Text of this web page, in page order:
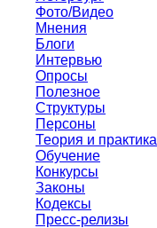
Фото/Видео
Мнения
Блоги
Интервью
Опросы
Полезное
Структуры
Персоны
Теория и практика
Обучение
Конкурсы
Законы
Кодексы
Пресс-релизы